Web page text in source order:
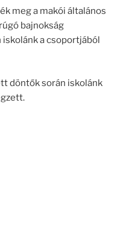
meg a makói általános
bajnokság
a csoportjából
döntők során iskolánk